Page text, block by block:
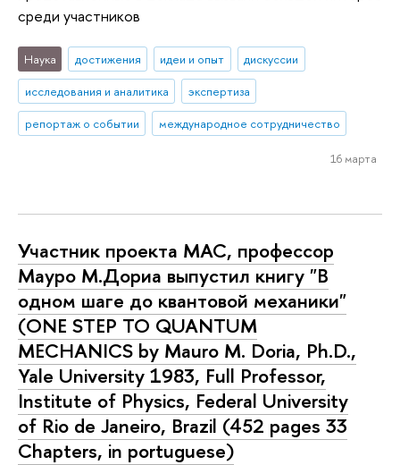
среди участников
Наука достижения идеи и опыт
дискуссии
исследования и аналитика
экспертиза
репортаж о событии
международное сотрудничество
16 марта
Участник проекта МАС, профессор
Мауро М.Дориа выпустил книгу "В
одном шаге до квантовой механики"
(ONE STEP TO QUANTUM
MECHANICS by Mauro M. Doria, Ph.D.,
Yale University 1983, Full Professor,
Institute of Physics, Federal University
of Rio de Janeiro, Brazil (452 pages 33
Chapters, in portuguese)